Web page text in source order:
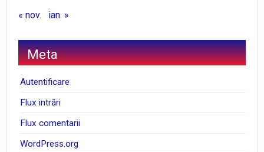
« nov. ian. »
Meta
Autentificare
Flux intrări
Flux comentarii
WordPress.org